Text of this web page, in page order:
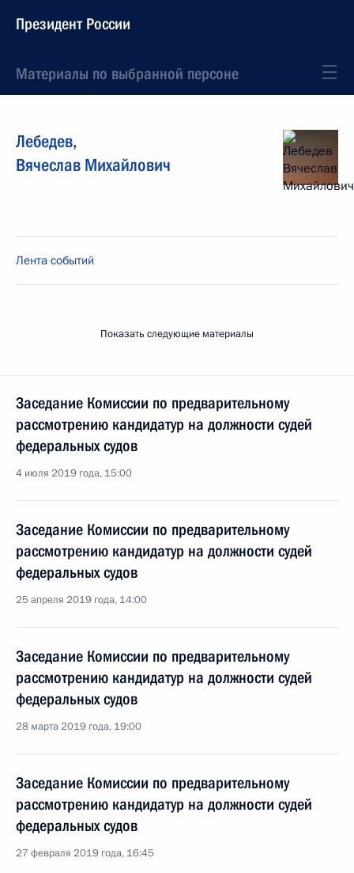
Президент России
Материалы по выбранной персоне
Лебедев,
Вячеслав Михайлович
Лента событий
Показать следующие материалы
Заседание Комиссии по предварительному
рассмотрению кандидатур на должности судей
федеральных судов
4 июля 2019 года, 15:00
Заседание Комиссии по предварительному
рассмотрению кандидатур на должности судей
федеральных судов
25 апреля 2019 года, 14:00
Заседание Комиссии по предварительному
рассмотрению кандидатур на должности судей
федеральных судов
28 марта 2019 года, 19:00
Заседание Комиссии по предварительному
рассмотрению кандидатур на должности судей
федеральных судов
27 февраля 2019 года, 16:45